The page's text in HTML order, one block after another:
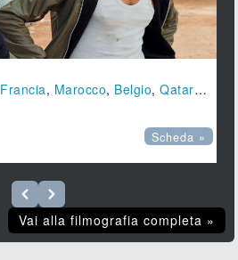
Francia, Marocco, Belgio,Qatar-
Scheda »
Vai alla filmografia completa »